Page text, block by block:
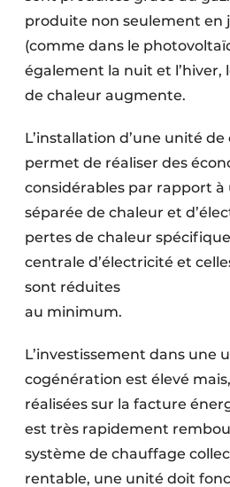
produite non seulement en
(comme dans le
également la nuit et l’hiver,
de chaleur augmente.
L’installation d’une unité
permet de réaliser des
considérables par rapport
séparée de chaleur et
pertes de chaleur
centrale d’électricité et
sont réduites
au minimum.
L’investissement dans une
cogénération est élevé
réalisées sur la facture
est très rapidement
système de chauffage
rentable, une unité doit